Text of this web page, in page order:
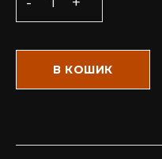
В КОШИК